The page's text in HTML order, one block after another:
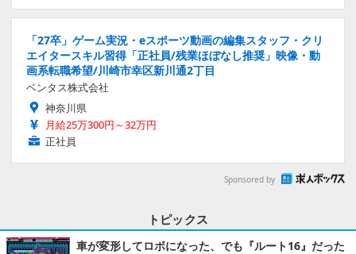
「27卒」ゲーム実況・eスポーツ動画の編集スタッフ・クリ
エイタースキル習得「正社員/残業ほぼなし推奨」映像・動
画系転職希望/川崎市幸区新川通2丁目
ベンタス株式会社
神奈川県
月給25万300円～32万円
正社員
Sponsored by
トピックス
車が変形してロボになった、でも『ルート16』だった